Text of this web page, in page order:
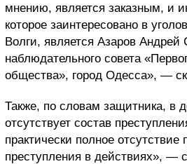
мнению, является заказным, и
которое заинтересовано в
Волги, является Азаров Андрей
наблюдательного совета
общества», город Одесса», —
Также, по словам защитника, в
отсутствует состав
практически полное отсутствие
преступления в действиях», —